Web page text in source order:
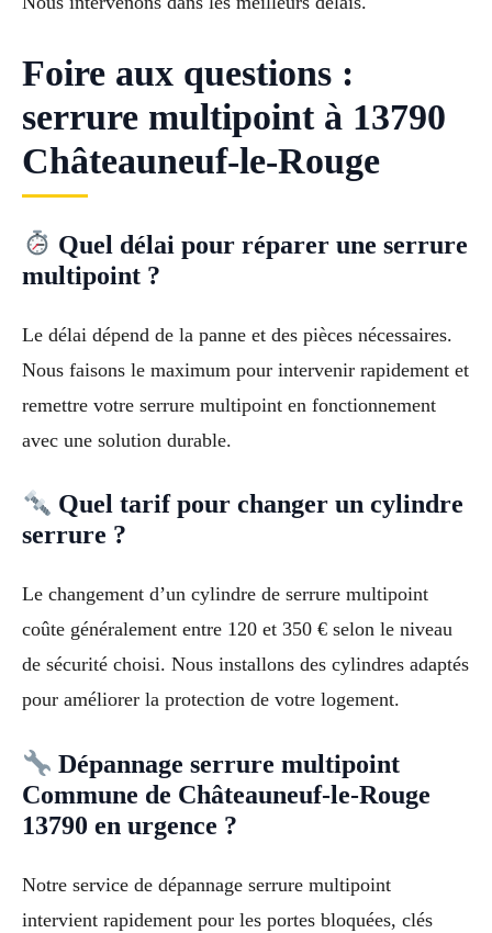
Foire aux questions :
serrure multipoint à 13790
Châteauneuf-le-Rouge
Quel délai pour réparer une serrure
multipoint ?
Le délai dépend de la panne et des pièces nécessaires.
Nous faisons le maximum pour intervenir rapidement et
remettre votre serrure multipoint en fonctionnement
avec une solution durable.
Quel tarif pour changer un cylindre
serrure ?
Le changement d’un cylindre de serrure multipoint
coûte généralement entre 120 et 350 € selon le niveau
de sécurité choisi. Nous installons des cylindres adaptés
pour améliorer la protection de votre logement.
Dépannage serrure multipoint
Commune de Châteauneuf-le-Rouge
13790 en urgence ?
Notre service de dépannage serrure multipoint
intervient rapidement pour les portes bloquées, clés